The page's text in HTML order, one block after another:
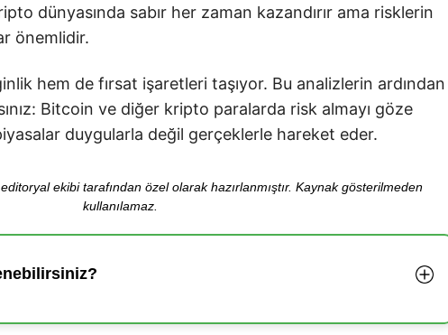
dünyasında sabır her zaman kazandırır ama risklerin
önemlidir.
hem de fırsat işaretleri taşıyor. Bu analizlerin ardından
Bitcoin ve diğer kripto paralarda risk almayı göze
duygularla değil gerçeklerle hareket eder.
ekibi tarafından özel olarak hazırlanmıştır. Kaynak gösterilmeden
kullanılamaz.